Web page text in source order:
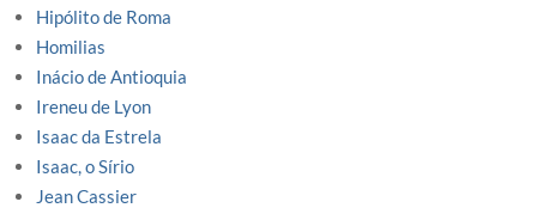
Hipólito de Roma
Homilias
Inácio de Antioquia
Ireneu de Lyon
Isaac da Estrela
Isaac, o Sírio
Jean Cassier